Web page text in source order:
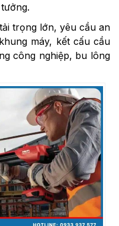
trọng lớn, yêu cầu an
máy, kết cấu cầu
công nghiệp, bu lông